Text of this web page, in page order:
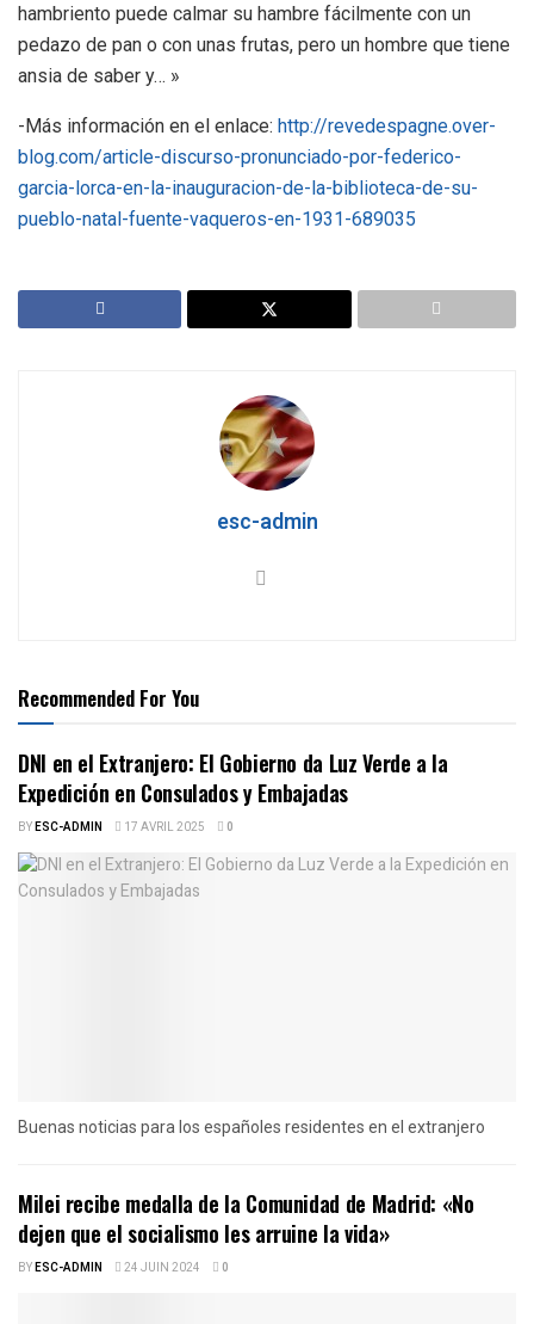
hambriento puede calmar su hambre fácilmente con un
pedazo de pan o con unas frutas, pero un hombre que tiene
ansia de saber y… »
-Más información en el enlace: http://revedespagne.over-
blog.com/article-discurso-pronunciado-por-federico-
garcia-lorca-en-la-inauguracion-de-la-biblioteca-de-su-
pueblo-natal-fuente-vaqueros-en-1931-689035
esc-admin
Recommended For You
DNI en el Extranjero: El Gobierno da Luz Verde a la
Expedición en Consulados y Embajadas
BYESC-ADMIN 17 AVRIL 2025 0
Buenas noticias para los españoles residentes en el extranjero
Milei recibe medalla de la Comunidad de Madrid: «No
dejen que el socialismo les arruine la vida»
BYESC-ADMIN 24 JUIN 2024 0